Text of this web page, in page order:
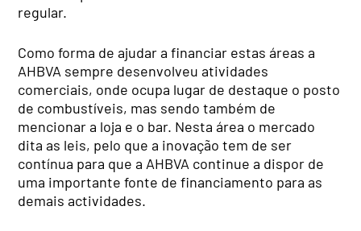
regular.
Como forma de ajudar a financiar estas áreas a
AHBVA sempre desenvolveu atividades
comerciais, onde ocupa lugar de destaque o posto
de combustíveis, mas sendo também de
mencionar a loja e o bar. Nesta área o mercado
dita as leis, pelo que a inovação tem de ser
contínua para que a AHBVA continue a dispor de
uma importante fonte de financiamento para as
demais actividades.